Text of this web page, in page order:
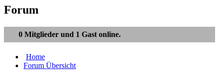
Forum
0 Mitglieder und 1 Gast online.
Home
Forum Übersicht